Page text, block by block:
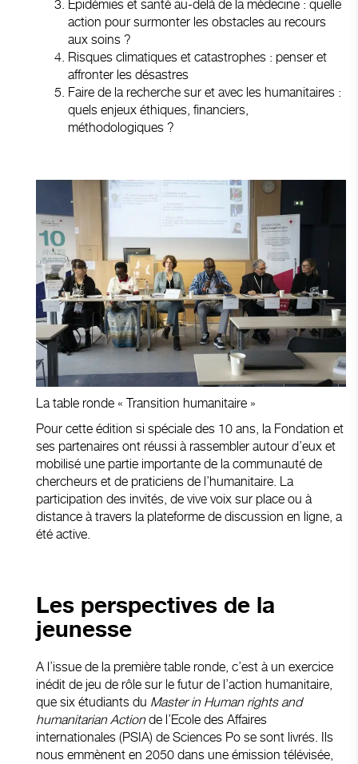
Epidémies et santé au-delà de la médecine : quelle
action pour surmonter les obstacles au recours
aux soins ?
Risques climatiques et catastrophes : penser et
affronter les désastres
Faire de la recherche sur et avec les humanitaires :
quels enjeux éthiques, financiers,
méthodologiques ?
La table ronde « Transition humanitaire »
Pour cette édition si spéciale des 10 ans, la Fondation et
ses partenaires ont réussi à rassembler autour d’eux et
mobilisé une partie importante de la communauté de
chercheurs et de praticiens de l’humanitaire. La
participation des invités, de vive voix sur place ou à
distance à travers la plateforme de discussion en ligne, a
été active.
Les perspectives de la
jeunesse
A l’issue de la première table ronde, c’est à un exercice
inédit de jeu de rôle sur le futur de l’action humanitaire,
que six étudiants du Master in Human rights and
humanitarian Actionde l’Ecole des Affaires
internationales (PSIA) de Sciences Po se sont livrés. Ils
nous emmènent en 2050 dans une émission télévisée,